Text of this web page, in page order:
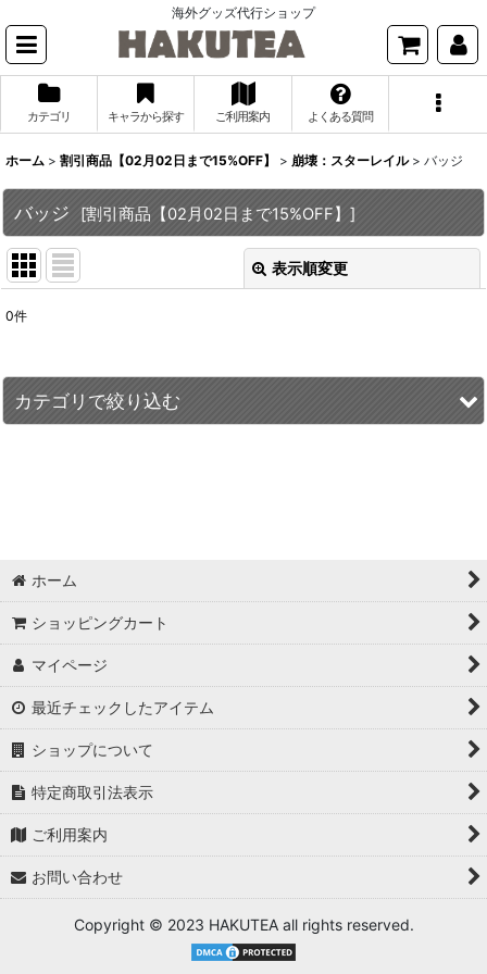
海外グッズ代行ショップ
カテゴリ キャラから探す ご利用案内 よくある質問
ホーム > 割引商品【02月02日まで15%OFF】 > 崩壊：スターレイル > バッジ
バッジ [割引商品【02月02日まで15%OFF】 ]
表示順変更
並び順:
0件
カテゴリで絞り込む
キーホルダー
色紙・ポスター・カード
ぬいぐるみ・抱き枕
スマホ・PC周辺
文房具・雑貨
イラスト集・サウンドトラック
ファッション
ホーム
ショッピングカート
マイページ
最近チェックしたアイテム
ショップについて
特定商取引法表示
ご利用案内
お問い合わせ
Copyright © 2023 HAKUTEA all rights reserved.